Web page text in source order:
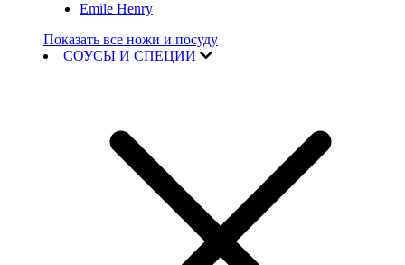
Emile Henry
Показать все ножи и посуду
СОУСЫ И СПЕЦИИ